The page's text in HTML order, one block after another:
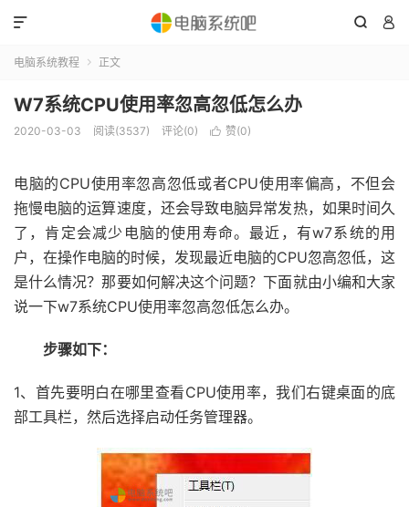
 

电脑系统教程  正文
W7系统CPU使用率忽高忽低怎么办
2020-03-03 阅读(3537) 评论(0)  赞(0)
电脑的CPU使用率忽高忽低或者CPU使用率偏高，不但会
拖慢电脑的运算速度，还会导致电脑异常发热，如果时间久
了，肯定会减少电脑的使用寿命。最近，有w7系统的用
户，在操作电脑的时候，发现最近电脑的CPU忽高忽低，这
是什么情况？那要如何解决这个问题？下面就由小编和大家
说一下w7系统CPU使用率忽高忽低怎么办。
步骤如下：
1、首先要明白在哪里查看CPU使用率，我们右键桌面的底
部工具栏，然后选择启动任务管理器。